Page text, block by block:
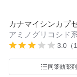
カナマイシンカプ
アミノグリコシド
3.0（
同薬効薬剤